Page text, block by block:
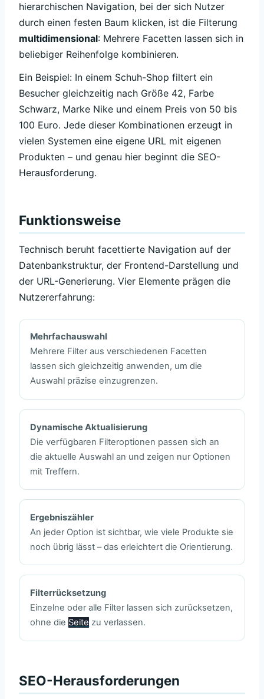
hierarchischen Navigation, bei der sich Nutzer
durch einen festen Baum klicken, ist die Filterung
multidimensional: Mehrere Facetten lassen sich in
beliebiger Reihenfolge kombinieren.
Ein Beispiel: In einem Schuh-Shop filtert ein
Besucher gleichzeitig nach Größe 42, Farbe
Schwarz, Marke Nike und einem Preis von 50 bis
100 Euro. Jede dieser Kombinationen erzeugt in
vielen Systemen eine eigene URL mit eigenen
Produkten – und genau hier beginnt die SEO-
Herausforderung.
Funktionsweise
Technisch beruht facettierte Navigation auf der
Datenbankstruktur, der Frontend-Darstellung und
der URL-Generierung. Vier Elemente prägen die
Nutzererfahrung:
Mehrfachauswahl
Mehrere Filter aus verschiedenen Facetten
lassen sich gleichzeitig anwenden, um die
Auswahl präzise einzugrenzen.
Dynamische Aktualisierung
Die verfügbaren Filteroptionen passen sich an
die aktuelle Auswahl an und zeigen nur Optionen
mit Treffern.
Ergebniszähler
An jeder Option ist sichtbar, wie viele Produkte sie
noch übrig lässt – das erleichtert die Orientierung.
Filterrücksetzung
Einzelne oder alle Filter lassen sich zurücksetzen,
ohne die Seite zu verlassen.
SEO-Herausforderungen